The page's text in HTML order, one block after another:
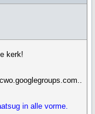
kerk!
in alle vorme.